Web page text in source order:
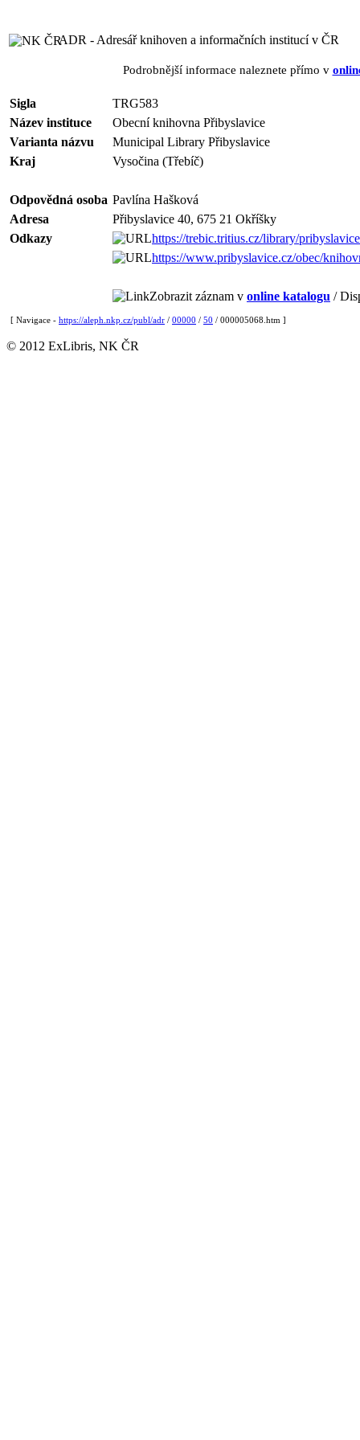
ADR - Adresář knihoven a informačních institucí v ČR
Podrobnější informace naleznete přímo v
Sigla
TRG583
Název instituce
Obecní knihovna Přibyslavice
Varianta názvu
Municipal Library Přibyslavice
Kraj
Vysočina (Třebíč)
Odpovědná osoba Pavlína Hašková
Adresa
Přibyslavice 40, 675 21 Okříšky
Odkazy
https://trebic.tritius.cz/library/pribyslavice
https://www.pribyslavice.cz/obec/
Zobrazit záznam v online katalogu /
[ Navigace - https://aleph.nkp.cz/publ/adr / 00000 / 50 / 000005068.htm ]
© 2012 ExLibris, NK ČR